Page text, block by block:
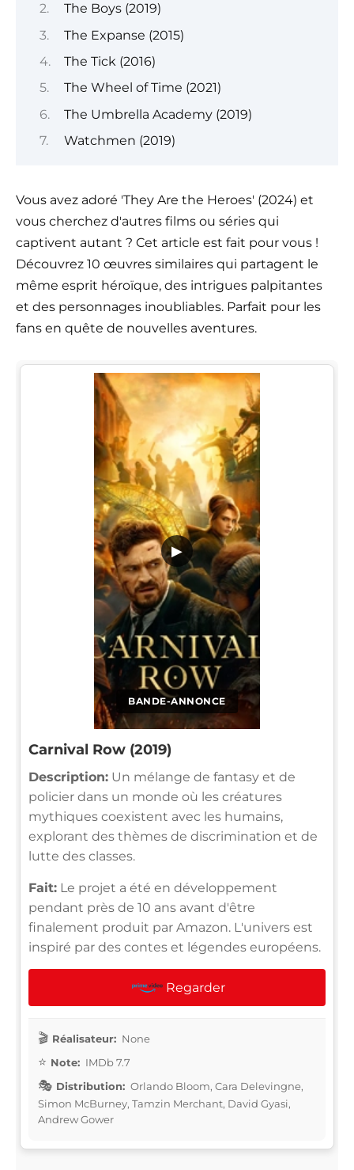
The Boys (2019)
The Expanse (2015)
The Tick (2016)
The Wheel of Time (2021)
The Umbrella Academy (2019)
Watchmen (2019)
Vous avez adoré 'They Are the Heroes' (2024) et
vous cherchez d'autres films ou séries qui
captivent autant ? Cet article est fait pour vous !
Découvrez 10 œuvres similaires qui partagent le
même esprit héroïque, des intrigues palpitantes
et des personnages inoubliables. Parfait pour les
fans en quête de nouvelles aventures.
BANDE-ANNONCE
▶
Carnival Row (2019)
Description: Un mélange de fantasy et de
policier dans un monde où les créatures
mythiques coexistent avec les humains,
explorant des thèmes de discrimination et de
lutte des classes.
Fait: Le projet a été en développement
pendant près de 10 ans avant d'être
finalement produit par Amazon. L'univers est
inspiré par des contes et légendes européens.
Regarder
Réalisateur: None
Note: IMDb 7.7
Distribution: Orlando Bloom, Cara Delevingne,
Simon McBurney, Tamzin Merchant, David Gyasi,
Andrew Gower